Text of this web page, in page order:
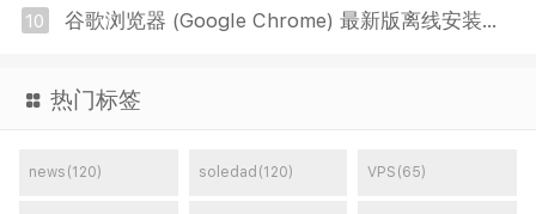
10 谷歌浏览器 (Google Chrome) 最新版离线安装包(包括技巧)
热门标签
news(120) soledad(120) VPS(65)